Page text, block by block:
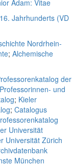
Adam: Vitae
Jahrhunderts (VD
Nordrhein-
; Alchemische
der
und
; Kieler
; Catalogus
Universität
Universität Zürich
München